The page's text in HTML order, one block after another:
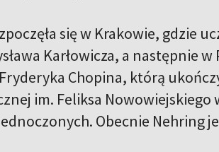
się w Krakowie, gdzie
Karłowicza, a następnie
Chopina, którą
im. Feliksa Nowowiejskiego
Obecnie Nehring